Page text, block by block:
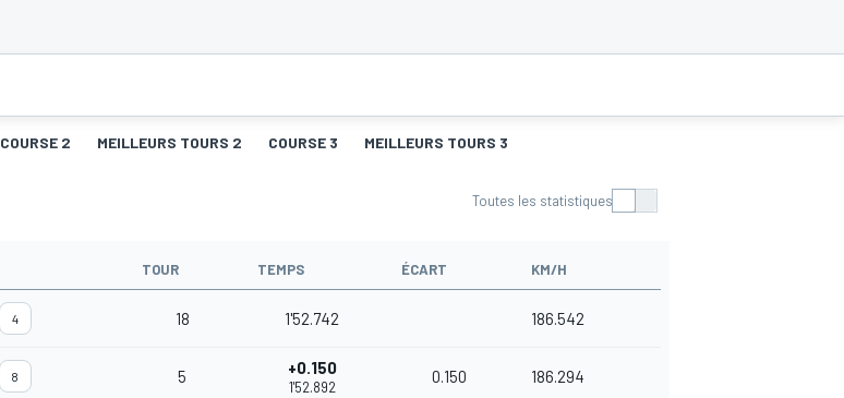
COURSE 2 MEILLEURS TOURS 2 COURSE 3 MEILLEURS TOURS 3
Toutes les statistiques
TOUR TEMPS ÉCART KM/H
4 18 1'52.742 186.542
8 5 +0.150
1'52.892
0.150 186.294